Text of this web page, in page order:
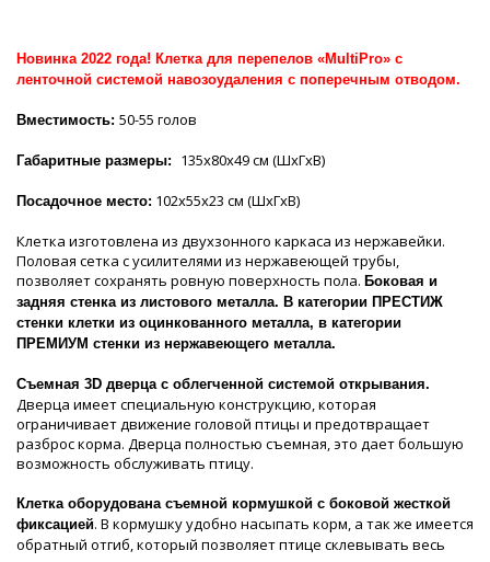
Новинка 2022 года! Клетка для перепелов «MultiPro» с
ленточной системой навозоудаления с поперечным отводом.
Вместимость: 50-55 голов
Габаритные размеры: 135х80х49 см (ШхГхВ)
Посадочное место: 102х55х23 см (ШхГхВ)
Клетка изготовлена из двухзонного каркаса из нержавейки.
Половая сетка с усилителями из нержавеющей трубы,
позволяет сохранять ровную поверхность пола. Боковая и
задняя стенка из листового металла. В категории ПРЕСТИЖ
стенки клетки из оцинкованного металла, в категории
ПРЕМИУМ стенки из нержавеющего металла.
Съемная 3D дверца с облегченной системой открывания.
Дверца имеет специальную конструкцию, которая
ограничивает движение головой птицы и предотвращает
разброс корма. Дверца полностью съемная, это дает большую
возможность обслуживать птицу.
Клетка оборудована съемной кормушкой с боковой жесткой
фиксацией. В кормушку удобно насыпать корм, а так же имеется
обратный отгиб, который позволяет птице склевывать весь